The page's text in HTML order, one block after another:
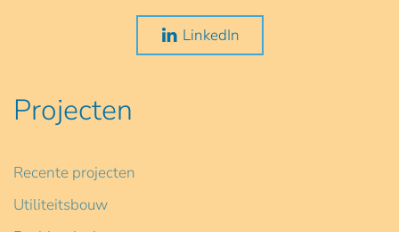
LinkedIn
Projecten
Recente projecten
Utiliteitsbouw